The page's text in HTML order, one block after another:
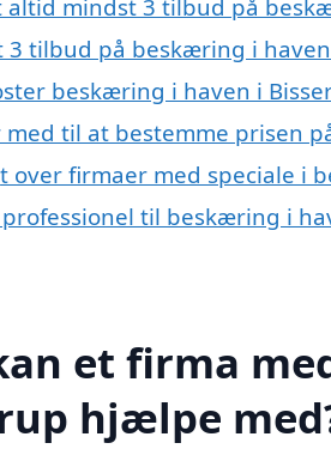
mindst 3 tilbud på
3 tilbud på beskæring i
beskæring i haven i
med til at bestemme prisen
over firmaer med speciale i
til beskæring i
et firma
hjælpe